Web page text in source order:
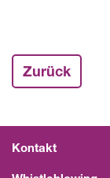
Zurück
Kontakt